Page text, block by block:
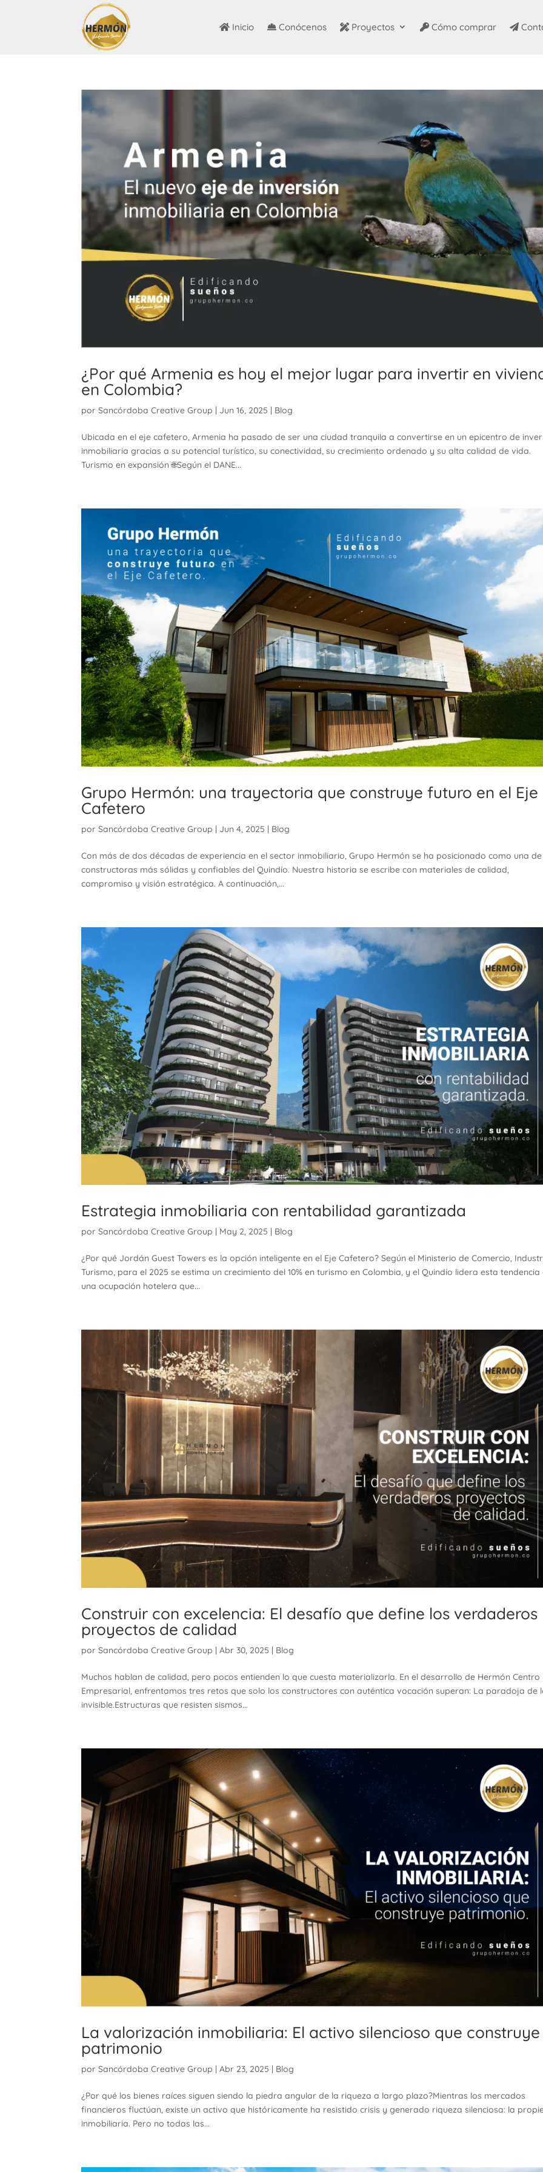
Inicio Conócenos Proyectos Cómo comprar
¿Por qué Armenia es hoy el mejor lugar para invertir en
en Colombia?
porSancórdoba Creative Group | Jun 16, 2025 | Blog
Ubicada en el eje cafetero, Armenia ha pasado de ser una ciudad tranquila a convertirse en un epicentro de
inmobiliaria gracias a su potencial turístico, su conectividad, su crecimiento ordenado y su alta calidad de vida.
Turismo en expansión 🌐Según el DANE...
Grupo Hermón: una trayectoria que construye futuro en el Eje
Cafetero
porSancórdoba Creative Group | Jun 4, 2025 | Blog
Con más de dos décadas de experiencia en el sector inmobiliario, Grupo Hermón se ha posicionado como una
constructoras más sólidas y confiables del Quindío. Nuestra historia se escribe con materiales de calidad,
compromiso y visión estratégica. A continuación,...
Estrategia inmobiliaria con rentabilidad garantizada
porSancórdoba Creative Group May 2, 2025 Blog
¿Por qué Jordán Guest Towers es la opción inteligente en el Eje Cafetero? Según el Ministerio de Comercio,
Turismo, para el 2025 se estima un crecimiento del 10% en turismo en Colombia, y el Quindío lidera esta tendencia
una ocupación hotelera que...
Construir con excelencia: El desafío que define los verdaderos
proyectos de calidad
porSancórdoba Creative Group |Abr 30, 2025 | Blog
Muchos hablan de calidad, pero pocos entienden lo que cuesta materializarla. En el desarrollo de Hermón Centro
Empresarial, enfrentamos tres retos que solo los constructores con auténtica vocación superan: La paradoja de
invisible.Estructuras que resisten sismos...
La valorización inmobiliaria: El activo silencioso que construye
patrimonio
porSancórdoba Creative Group |Abr 23, 2025 | Blog
¿Por qué los bienes raíces siguen siendo la piedra angular de la riqueza a largo plazo?Mientras los mercados
financieros fluctúan, existe un activo que históricamente ha resistido crisis y generado riqueza silenciosa: la
inmobiliaria. Pero no todas las...